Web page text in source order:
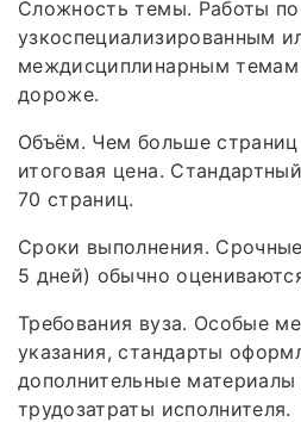
Сложность темы. Работы по
узкоспециализированным
междисциплинарным темам
дороже.
Объём. Чем больше
итоговая цена.
70 страниц.
Сроки выполнения.
5 дней) обычно
Требования вуза. Особые
указания, стандарты
дополнительные
трудозатраты исполнителя.